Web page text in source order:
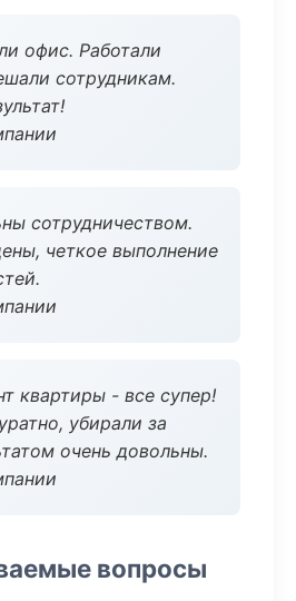
офис. Работали
сотрудникам.
сотрудничеством.
четкое выполнение
квартиры - все супер!
убирали за
очень довольны.
вопросы